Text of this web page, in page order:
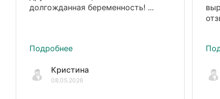
долгожданная беременность! ...
Подробнее
Кристина
08.05.2026